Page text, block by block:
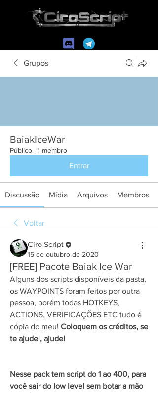
Grupos
BaiakIceWar
Público · 1 membro
Entrar
Discussão Mídia Arquivos Membros
Voltar
Ciro Script
15 de outubro de 2020
[FREE] Pacote Baiak Ice War
Alguns dos scripts disponíveis da pasta,
os WAYPOINTS foram feitos por outra
pessoa, porém todas HOTKEYS,
ACTIONS, VERIFICAÇÕES ETC tudo é
cópia do meu! Coloquem os créditos, se
te ajudei, ajude!
Nesse pack tem script do 1 ao 400, para
você sair do low level sem botar a mão